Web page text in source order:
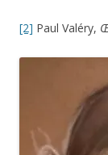
[2] Paul Valéry,